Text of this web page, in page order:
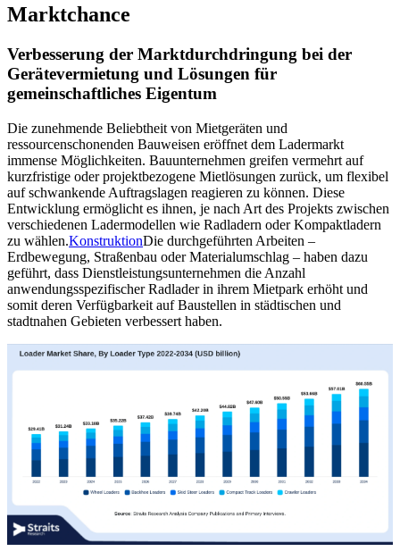
Marktchance
Verbesserung der Marktdurchdringung bei der
Gerätevermietung und Lösungen für
gemeinschaftliches Eigentum
Die zunehmende Beliebtheit von Mietgeräten und
ressourcenschonenden Bauweisen eröffnet dem Ladermarkt
immense Möglichkeiten. Bauunternehmen greifen vermehrt auf
kurzfristige oder projektbezogene Mietlösungen zurück, um flexibel
auf schwankende Auftragslagen reagieren zu können. Diese
Entwicklung ermöglicht es ihnen, je nach Art des Projekts zwischen
verschiedenen Ladermodellen wie Radladern oder Kompaktladern
zu wählen.KonstruktionDie durchgeführten Arbeiten –
Erdbewegung, Straßenbau oder Materialumschlag – haben dazu
geführt, dass Dienstleistungsunternehmen die Anzahl
anwendungsspezifischer Radlader in ihrem Mietpark erhöht und
somit deren Verfügbarkeit auf Baustellen in städtischen und
stadtnahen Gebieten verbessert haben.